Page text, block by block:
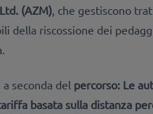
(AZM), che gestiscono
della riscossione dei
seconda del percorso: Le
basata sulla distanza